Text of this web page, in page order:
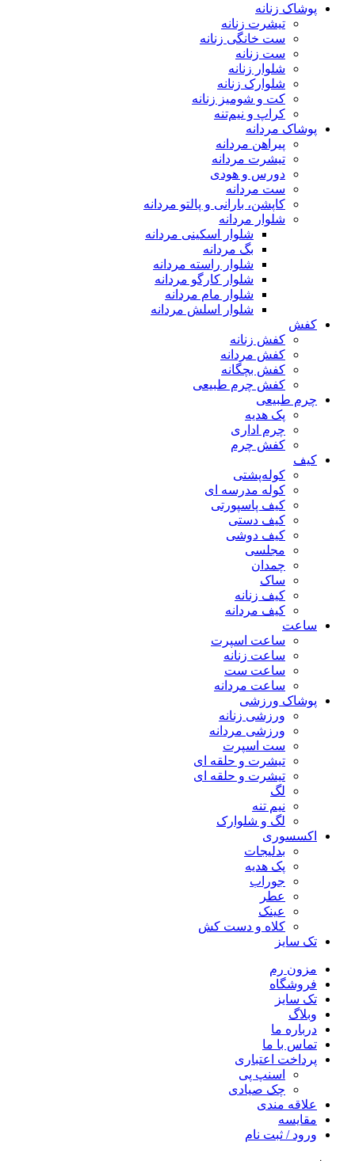
پوشاک زنانه
تیشرت زنانه
ست خانگی زنانه
ست زنانه
شلوار زنانه
شلوارک زنانه
کت و شومیز زنانه
کراپ و نیم‌تنه
پوشاک مردانه
پیراهن مردانه
تیشرت مردانه
دورس و هودی
ست مردانه
کاپشن، بارانی و پالتو مردانه
شلوار مردانه
شلوار اسکینی مردانه
بگ مردانه
شلوار راسته مردانه
شلوار کارگو مردانه
شلوار مام مردانه
شلوار اسلش مردانه
کفش
کفش زنانه
کفش مردانه
کفش بچگانه
کفش چرم طبیعی
چرم طبیعی
پک هدیه
چرم اداری
کفش چرم
کیف
کوله‌پشتی
کوله مدرسه ای
کیف پاسپورتی
کیف دستی
کیف دوشی
مجلسی
چمدان
ساک
کیف زنانه
کیف مردانه
ساعت
ساعت اسپرت
ساعت زنانه
ساعت ست
ساعت مردانه
پوشاک ورزشی
ورزشی زنانه
ورزشی مردانه
ست اسپرت
تیشرت و حلقه ای
تیشرت و حلقه ای
لگ
نیم تنه
لگ و شلوارک
اکسسوری
بدلیجات
پک هدیه
جوراب
عطر
عینک
کلاه و دست کش
تک سایز
مزون رم
فروشگاه
تک سایز
وبلاگ
درباره ما
تماس با ما
پرداخت اعتباری
اسنپ پی
چک صیادی
علاقه مندی
مقايسه
ورود / ثبت نام